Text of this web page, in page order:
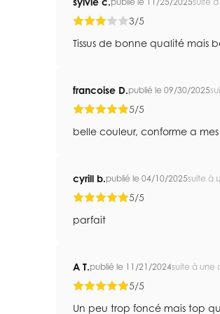
3/5
Tissus de bonne qualité mais
francoise D.publié le 09/30/2025
5/5
belle couleur, conforme a
cyrill b.publié le 04/10/2025suite à
5/5
parfait
A T.publié le 11/21/2024suite à une
5/5
Un peu trop foncé mais top